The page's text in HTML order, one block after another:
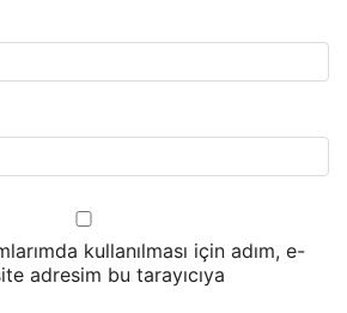
kullanılması için adım, e-
adresim bu tarayıcıya